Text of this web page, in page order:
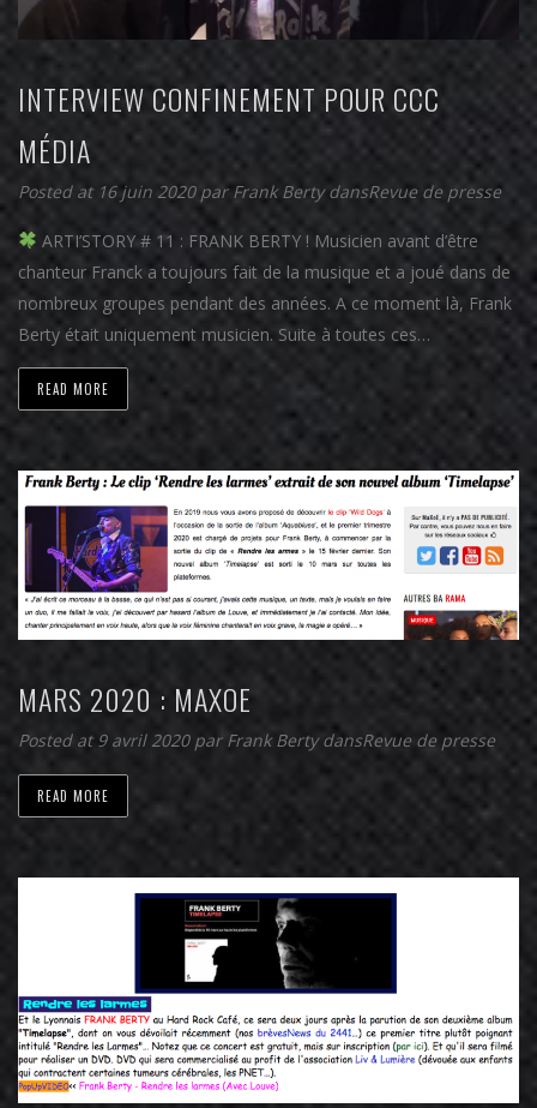
INTERVIEW CONFINEMENT POUR CCC
MÉDIA
Posted at 16 juin 2020 par Frank BertydansRevue de presse
ARTI’STORY # 11 : FRANK BERTY ! Musicien avant d’être
chanteur Franck a toujours fait de la musique et a joué dans de
nombreux groupes pendant des années. A ce moment là, Frank
Berty était uniquement musicien. Suite à toutes ces…
READ MORE
MARS 2020 : MAXOE
Posted at 9 avril 2020 par Frank BertydansRevue de presse
READ MORE